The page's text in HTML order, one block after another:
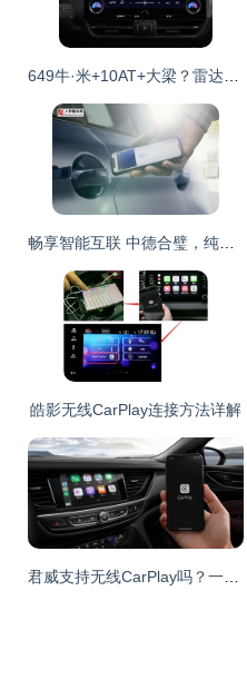
649牛·米+10AT+大梁？雷达解读真正顶流百尺江湖:纵享豪门',
畅享智能互联 中德合璧，纯电驯龙利器长安凯程
皓影无线CarPlay连接方法详解
君威支持无线CarPlay吗？一文读懂